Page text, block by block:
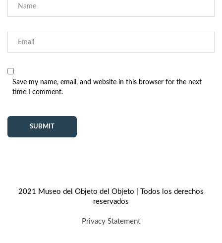
Save my name, email, and website in this browser for the next
time I comment.
2021 Museo del Objeto del Objeto | Todos los derechos
reservados
Privacy Statement